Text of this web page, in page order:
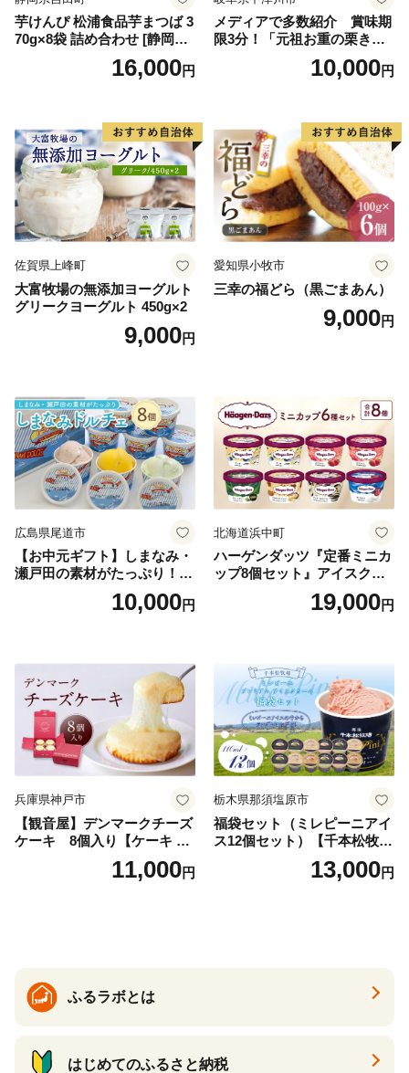
芋けんぴ 松浦食品芋まつば 3
70g×8袋 詰め合わせ [静岡伊
勢丹(松浦食品) 静岡県 吉田町
22424274] 芋ケンピ セット
16,000円
メディアで多数紹介 賞味期
限3分！「元祖お重の栗きん
とんモンブラン」 【未来の
ご褒美】スイーツ 栗 モンブ
子 菓子 F4N-2298
10,000円
佐賀県上峰町
大富牧場の無添加ヨーグルト
グリークヨーグルト 450g×2
9,000円
愛知県小牧市
三幸の福どら（黒ごまあん）
9,000円
広島県尾道市
【お中元ギフト】しまなみ・
瀬戸田の素材がたっぷり！ジ
10,000円
北海道浜中町
ハーゲンダッツ『定番ミニカ
ップ8個セット』アイスクリ
ーム アイス スイーツ デザー
19,000円
兵庫県神戸市
【観音屋】デンマークチーズ
ケーキ 8個入り【ケーキ チ
ーズケーキ 人気スイーツ お
すすめスイーツ 神戸スイー
11,000円
栃木県那須塩原市
福袋セット（ミレピーニアイ
ス12個セット）【千本松牧
場】 ns025-014-12 【デザー
ト 詰め合わせ ギフト】
13,000円
ふるラボとは
はじめてのふるさと納税